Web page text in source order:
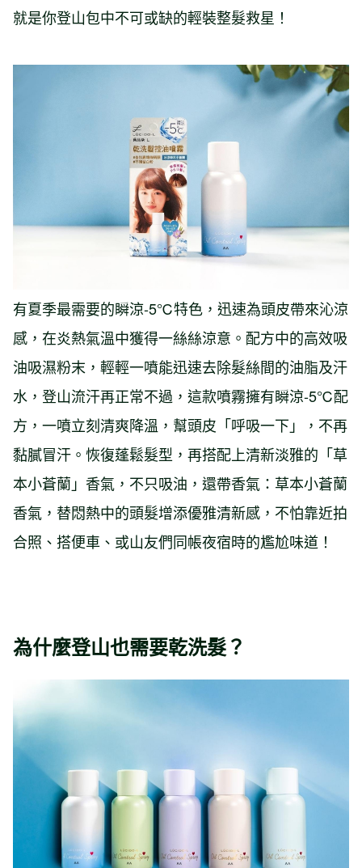
就是你登山包中不可或缺的輕裝整髮救星！
有夏季最需要的瞬涼-5℃特色，迅速為頭皮帶來沁涼
感，在炎熱氣溫中獲得一絲絲涼意。配方中的高效吸
油吸濕粉末，輕輕一噴能迅速去除髮絲間的油脂及汗
水，登山流汗再正常不過，這款噴霧擁有瞬涼-5℃配
方，一噴立刻清爽降溫，幫頭皮「呼吸一下」，不再
黏膩冒汗。恢復蓬鬆髮型，再搭配上清新淡雅的「草
本小蒼蘭」香氣，不只吸油，還帶香氣：草本小蒼蘭
香氣，替悶熱中的頭髮增添優雅清新感，不怕靠近拍
合照、搭便車、或山友們同帳夜宿時的尷尬味道！
為什麼登山也需要乾洗髮？